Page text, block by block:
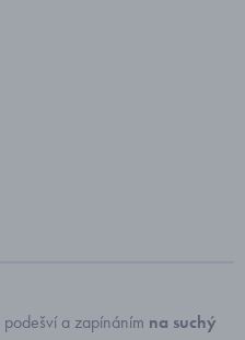
a zapínáním na suchý